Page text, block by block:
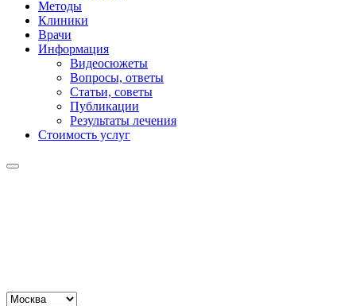
Методы
Клиники
Врачи
Информация
Видеосюжеты
Вопросы, ответы
Статьи, советы
Публикации
Результаты лечения
Стоимость услуг